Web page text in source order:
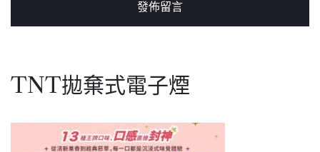
TNT拋棄式電子煙